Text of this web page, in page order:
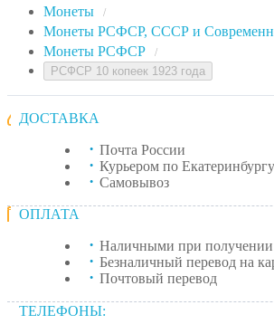
Монеты /
Монеты РСФСР, СССР и
Монеты РСФСР /
РСФСР 10 копеек 1923 года
ДОСТАВКА
Почта России
Курьером по Екатеринбургу
Самовывоз
ОПЛАТА
Наличными при получении
Безналичный перевод на
Почтовый перевод
ТЕЛЕФОНЫ: